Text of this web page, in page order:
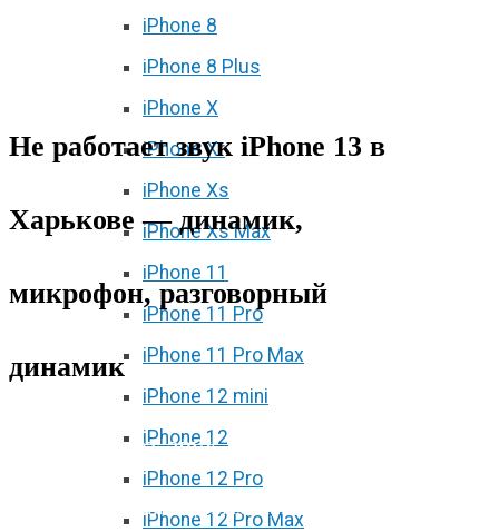
iPhone 8
iPhone 8 Plus
iPhone X
iPhone Xr
iPhone Xs
iPhone Xs Max
iPhone 11
iPhone 11 Pro
iPhone 11 Pro Max
iPhone 12 mini
iPhone 12
iPhone 12 Pro
iPhone 12 Pro Max
Не работает звук iPhone 13 в
Харькове — динамик,
микрофон, разговорный
динамик
Не работает звук iPhone 13?
Пропал звук, хрипит динамик, плохо слышно